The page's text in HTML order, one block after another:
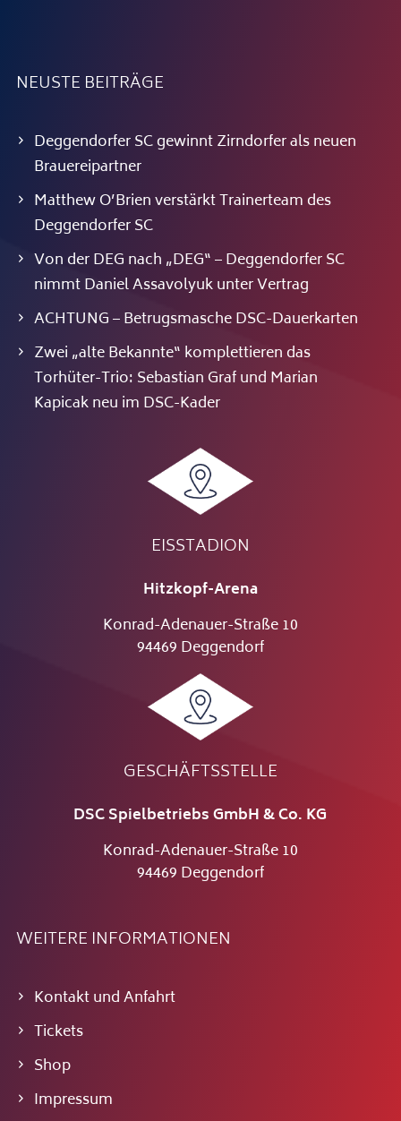
NEUSTE BEITRÄGE
Deggendorfer SC gewinnt Zirndorfer als neuen
Brauereipartner
Matthew O’Brien verstärkt Trainerteam des
Deggendorfer SC
Von der DEG nach „DEG“ – Deggendorfer SC
nimmt Daniel Assavolyuk unter Vertrag
ACHTUNG – Betrugsmasche DSC-Dauerkarten
Zwei „alte Bekannte“ komplettieren das
Torhüter-Trio: Sebastian Graf und Marian
Kapicak neu im DSC-Kader
EISSTADION
Hitzkopf-Arena
Konrad-Adenauer-Straße 10
94469 Deggendorf
GESCHÄFTSSTELLE
DSC Spielbetriebs GmbH & Co. KG
Konrad-Adenauer-Straße 10
94469 Deggendorf
WEITERE INFORMATIONEN
Kontakt und Anfahrt
Tickets
Shop
Impressum